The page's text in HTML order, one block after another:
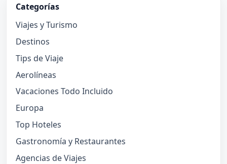
Categorías
Viajes y Turismo
Destinos
Tips de Viaje
Aerolíneas
Vacaciones Todo Incluido
Europa
Top Hoteles
Gastronomía y Restaurantes
Agencias de Viajes